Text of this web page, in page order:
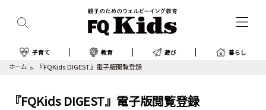
子育て 教育 遊び 暮らし
ホーム 『FQKids DIGEST』電子版閲覧登録
『FQKids DIGEST』電子版閲覧登録